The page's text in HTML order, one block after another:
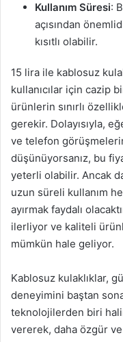
Kullanım Süresi:
açısından
kısıtlı olabilir.
15 lira ile kablosuz
kullanıcılar için cazip
ürünlerin sınırlı
gerekir. Dolayısıyla,
ve telefon
düşünüyorsanız, bu
yeterli olabilir. Ancak
uzun süreli kullanım
ayırmak faydalı
ilerliyor ve kaliteli
mümkün hale geliyor.
Kablosuz kulaklıklar,
deneyimini baştan
teknolojilerden biri
vererek, daha özgür